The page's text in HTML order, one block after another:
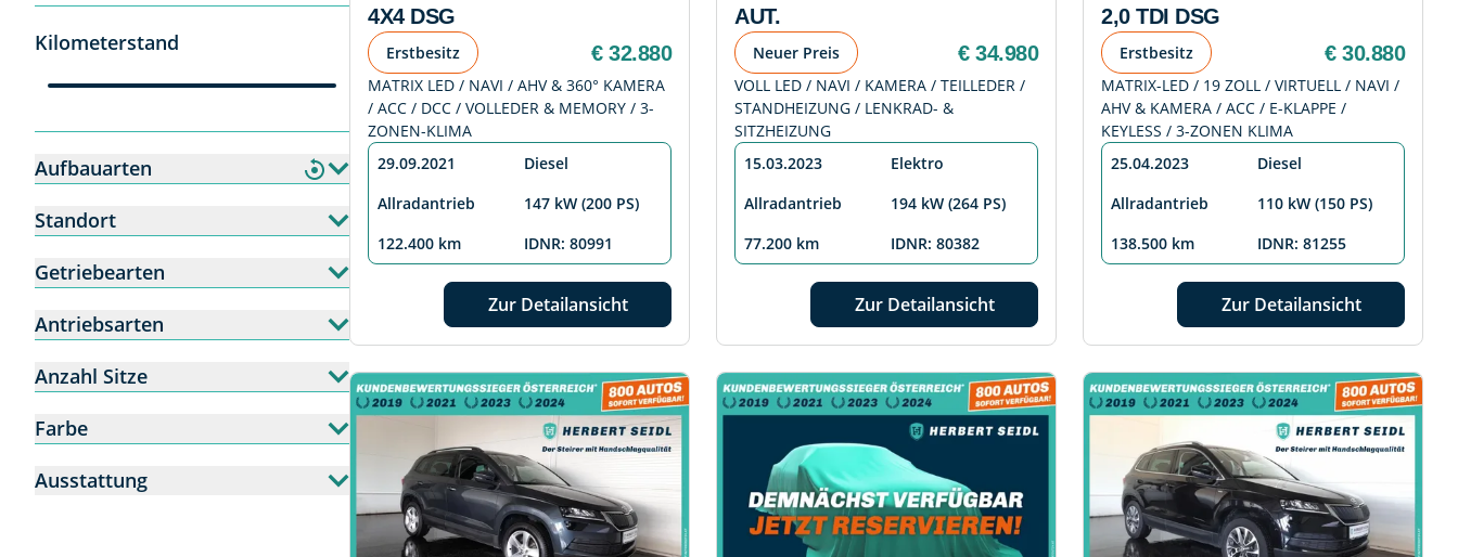
Kilometerstand
Aufbauarten
Standort
Getriebearten
Antriebsarten
Anzahl Sitze
Farbe
Ausstattung
4X4 DSG
Erstbesitz € 32.880
MATRIX LED / NAVI / AHV & 360° KAMERA
/ ACC / DCC / VOLLEDER & MEMORY / 3-
ZONEN-KLIMA
29.09.2021
Diesel
Allradantrieb
147 kW (200 PS)
122.400 km
IDNR: 80991
Zur Detailansicht
AUT.
Neuer Preis € 34.980
VOLL LED / NAVI / KAMERA / TEILLEDER /
STANDHEIZUNG / LENKRAD- &
SITZHEIZUNG
15.03.2023
Elektro
Allradantrieb
194 kW (264 PS)
77.200 km
IDNR: 80382
Zur Detailansicht
2,0 TDI DSG
Erstbesitz € 30.880
MATRIX-LED / 19 ZOLL / VIRTUELL / NAVI /
AHV & KAMERA / ACC / E-KLAPPE /
KEYLESS / 3-ZONEN KLIMA
25.04.2023
Diesel
Allradantrieb
110 kW (150 PS)
138.500 km
IDNR: 81255
Zur Detailansicht